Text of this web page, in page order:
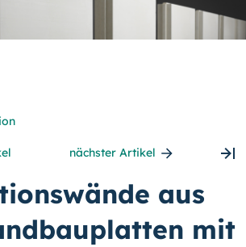
nächster Artikel
aus
mit